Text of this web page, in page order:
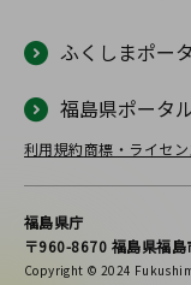
ふくしまポー
福島県ポータ
利用規約商標・ライセン
福島県庁
〒960-8670 福島県福
Copyright © 2024